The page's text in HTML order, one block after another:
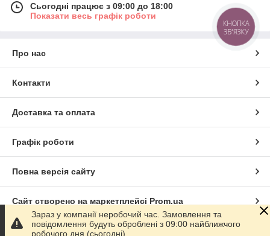
Сьогодні працює з 09:00 до 18:00
Показати весь графік роботи
Про нас
Контакти
Доставка та оплата
Графік роботи
Повна версія сайту
Сайт створено на маркетплейсі Prom.ua
Політика конфіденційності
Зараз у компанії неробочий час. Замовлення та
повідомлення будуть оброблені з 09:00 найближчого
робочого дня (сьогодні).
КНОПКА
ЗВ'ЯЗКУ